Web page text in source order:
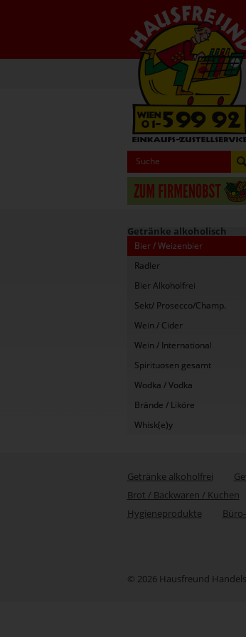
Getränke alkoholisch
Bier / Weizenbier
Radler
Bier Alkoholfrei
Sekt/ Prosecco/Champ.
Wein / Cider
Wein / International
Spirituosen gesamt
Wodka / Vodka
Brände / Liköre
Whisk(e)y
Getränke alkoholfrei
Brot / Backwaren / Kuchen
Hygieneprodukte
© 2026 Hausfreund